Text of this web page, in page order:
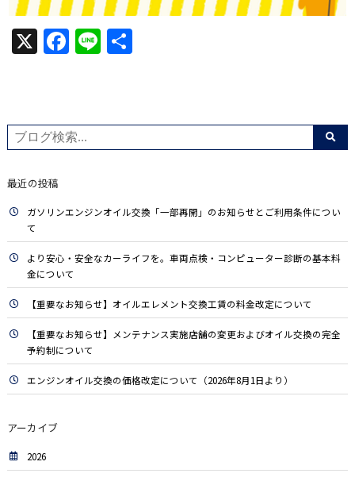
X Facebook
Line共
最近の投稿
ガソリンエンジンオイル交換「一部再開」のお知らせとご利用条件につい
て
より安心・安全なカーライフを。車両点検・コンピューター診断の基本料
金について
【重要なお知らせ】オイルエレメント交換工賃の料金改定について
【重要なお知らせ】メンテナンス実施店舗の変更およびオイル交換の完全
予約制について
エンジンオイル交換の価格改定について（2026年8月1日より）
アーカイブ
2026